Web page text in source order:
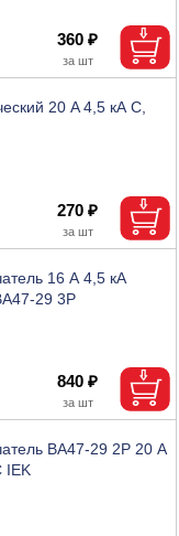
360 ₽
20 A 4,5 кА C,
270 ₽
16 А 4,5 кА
29 3Р
840 ₽
ВА47-29 2Р 20 А
IEK